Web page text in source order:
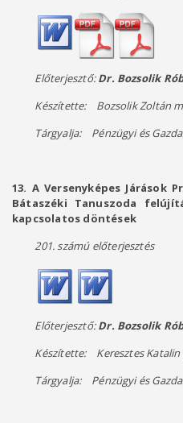
Előterjesztő:Dr. Bozsolik
Készítette: Bozsolik Zoltán
Tárgyalja: Pénzügyi és
13. A Versenyképes Járások
Bátaszéki Tanuszoda
kapcsolatos döntések
201. számú előterjesztés
Előterjesztő:Dr. Bozsolik
Készítette: Keresztes
Tárgyalja: Pénzügyi és